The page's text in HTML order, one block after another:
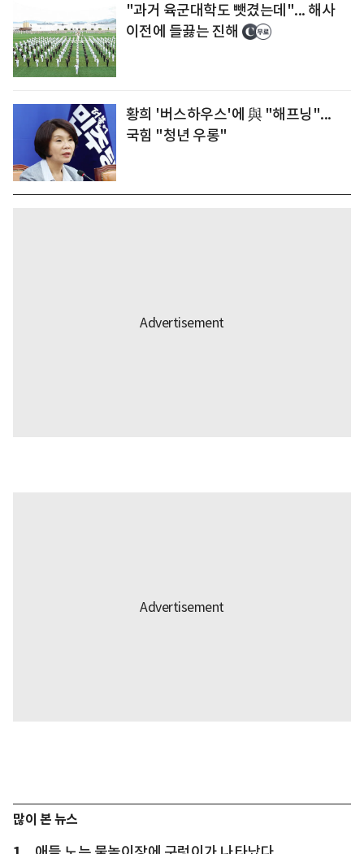
"과거 육군대학도 뺏겼는데"... 해사
이전에 들끓는 진해
황희 '버스하우스'에 與 "해프닝"...
국힘 "청년 우롱"
많이 본 뉴스